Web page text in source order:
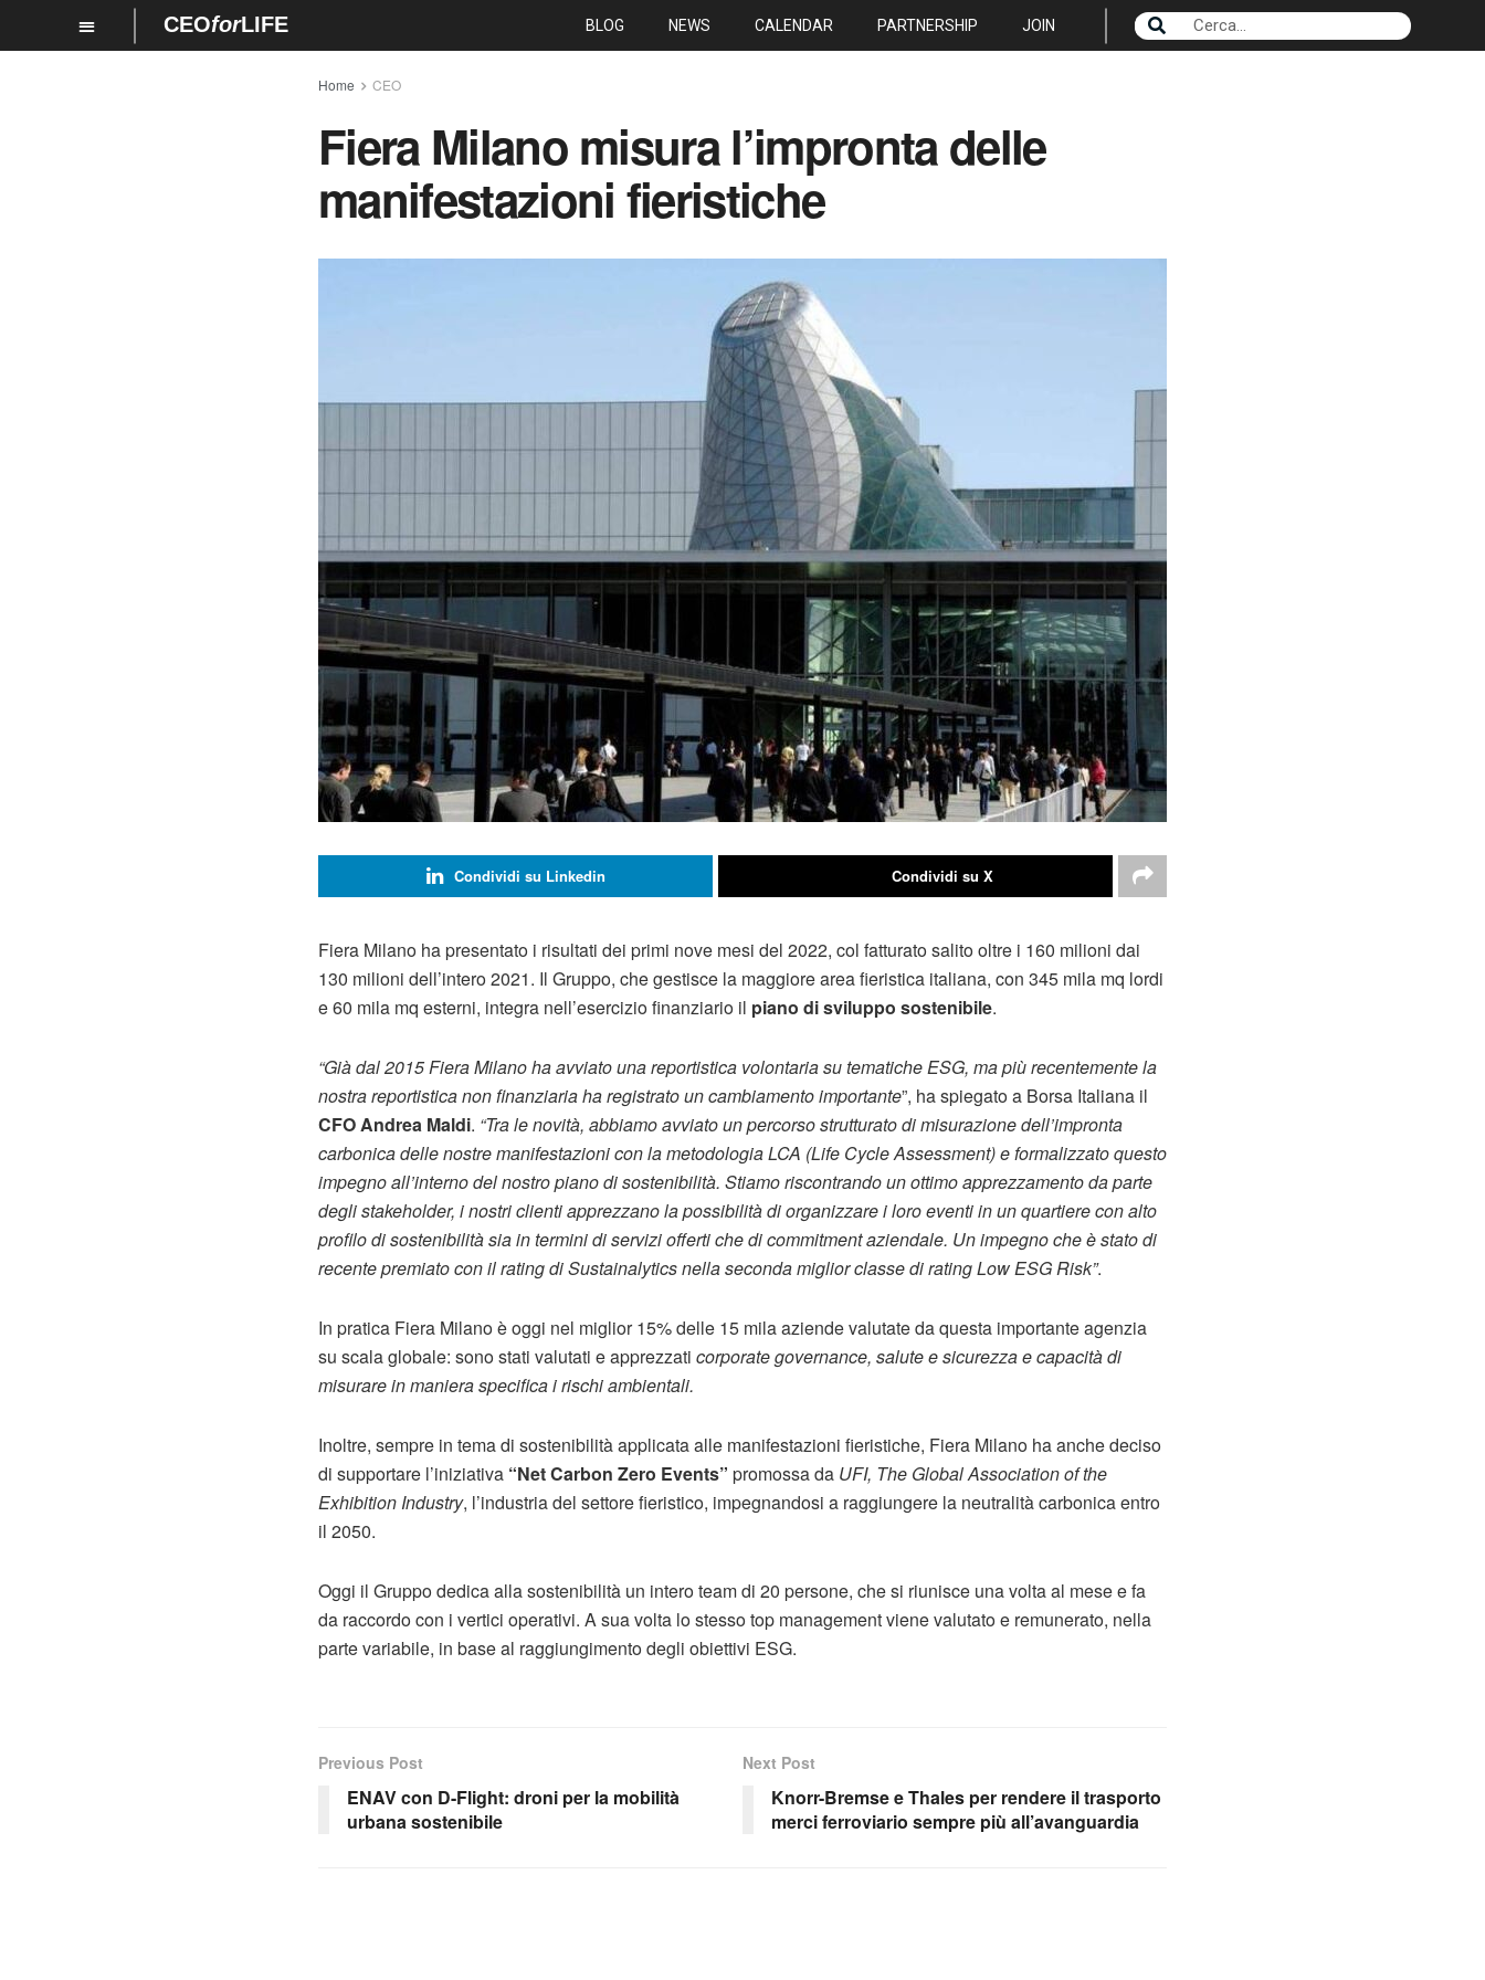
CEOforLIFE BLOG NEWS CALENDAR PARTNERSHIP JOIN
Home CEO
Fiera Milano misura l’impronta delle
manifestazioni fieristiche
Condividi su Linkedin Condividi su X
Fiera Milano ha presentato i risultati dei primi nove mesi del 2022, col fatturato salito oltre i 160 milioni dai
130 milioni dell’intero 2021. Il Gruppo, che gestisce la maggiore area fieristica italiana, con 345 mila mq lordi
e 60 mila mq esterni, integra nell’esercizio finanziario il piano di sviluppo sostenibile.
“Già dal 2015 Fiera Milano ha avviato una reportistica volontaria su tematiche ESG, ma più recentemente la
nostra reportistica non finanziaria ha registrato un cambiamento importante”, ha spiegato a Borsa Italiana il
CFO Andrea Maldi. “Tra le novità, abbiamo avviato un percorso strutturato di misurazione dell’impronta
carbonica delle nostre manifestazioni con la metodologia LCA (Life Cycle Assessment) e formalizzato questo
impegno all’interno del nostro piano di sostenibilità. Stiamo riscontrando un ottimo apprezzamento da parte
degli stakeholder, i nostri clienti apprezzano la possibilità di organizzare i loro eventi in un quartiere con alto
profilo di sostenibilità sia in termini di servizi offerti che di commitment aziendale. Un impegno che è stato di
recente premiato con il rating di Sustainalytics nella seconda miglior classe di rating Low ESG Risk”.
In pratica Fiera Milano è oggi nel miglior 15% delle 15 mila aziende valutate da questa importante agenzia
su scala globale: sono stati valutati e apprezzati corporate governance, salute e sicurezza e capacità di
misurare in maniera specifica i rischi ambientali.
Inoltre, sempre in tema di sostenibilità applicata alle manifestazioni fieristiche, Fiera Milano ha anche deciso
di supportare l’iniziativa “Net Carbon Zero Events” promossa da UFI, The Global Association of the
Exhibition Industry, l’industria del settore fieristico, impegnandosi a raggiungere la neutralità carbonica entro
il 2050.
Oggi il Gruppo dedica alla sostenibilità un intero team di 20 persone, che si riunisce una volta al mese e fa
da raccordo con i vertici operativi. A sua volta lo stesso top management viene valutato e remunerato, nella
parte variabile, in base al raggiungimento degli obiettivi ESG.
Previous Post
ENAV con D-Flight: droni per la mobilità
urbana sostenibile
Next Post
Knorr-Bremse e Thales per rendere il trasporto
merci ferroviario sempre più all’avanguardia